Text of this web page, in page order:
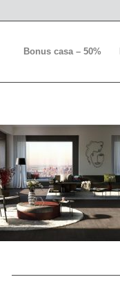
Bonus casa – 50%